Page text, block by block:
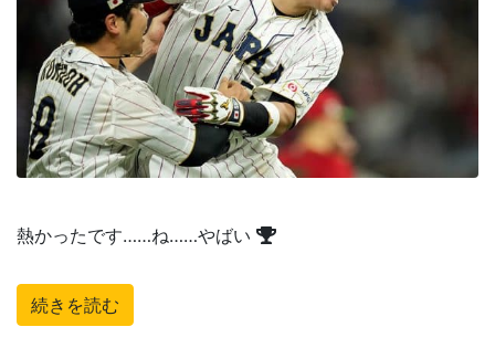
熱かったです……ね……やばい
続きを読む